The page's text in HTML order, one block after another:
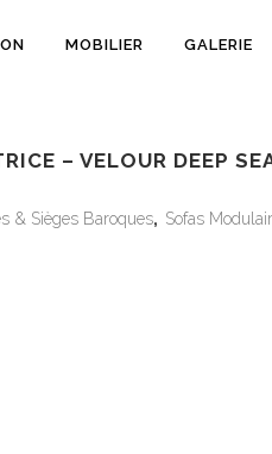
MOBILIER GALERIE
– VELOUR DEEP
& Sièges Baroques, Sofas